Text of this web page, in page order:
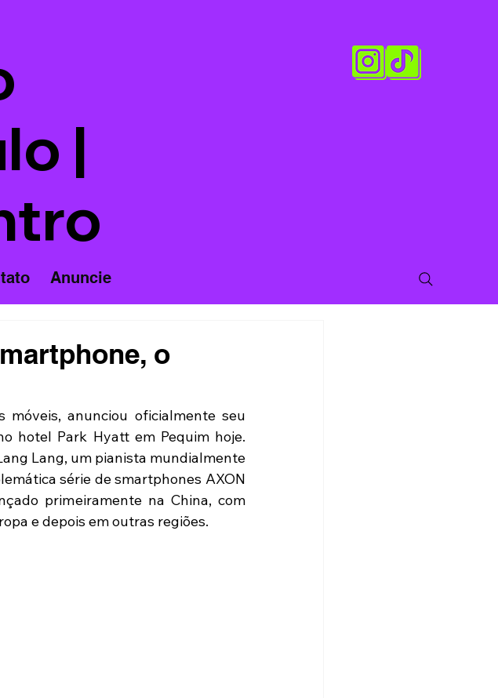
|
Anuncie
o
anunciou oficialmente seu
hotel Park Hyatt em Pequim hoje.
Lang, um pianista mundialmente
série de smartphones AXON
primeiramente na China, com
e depois em outras regiões.